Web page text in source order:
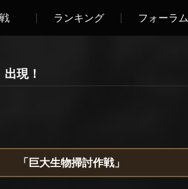
ランキング フォーラム
現！
「巨大生物掃討作戦」